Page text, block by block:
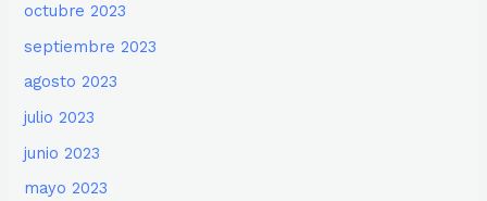
octubre 2023
septiembre 2023
agosto 2023
julio 2023
junio 2023
mayo 2023